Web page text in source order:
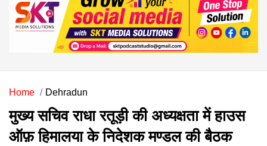
Home Dehradun
मुख्य सचिव राधा रतूड़ी की अध्यक्षता में हाउस
ऑफ़ हिमालया के निदेशक मण्डल की बैठक